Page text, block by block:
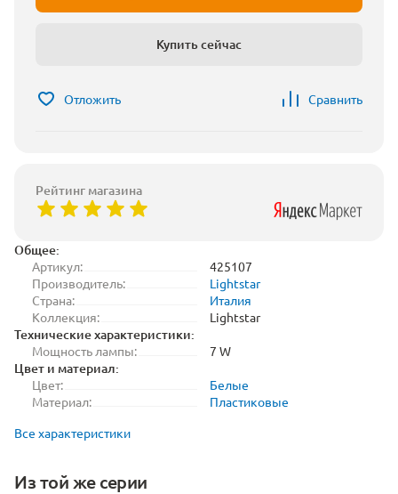
Общее:
Артикул:
425107
Производитель:
Lightstar
Страна:
Италия
Коллекция:
Lightstar
Технические характеристики:
Мощность лампы: 7 W
Цвет и материал:
Цвет:
Белые
Материал:
Пластиковые
Все характеристики
Из той же серии
Купить сейчас
Отложить Сравнить
Рейтинг магазина